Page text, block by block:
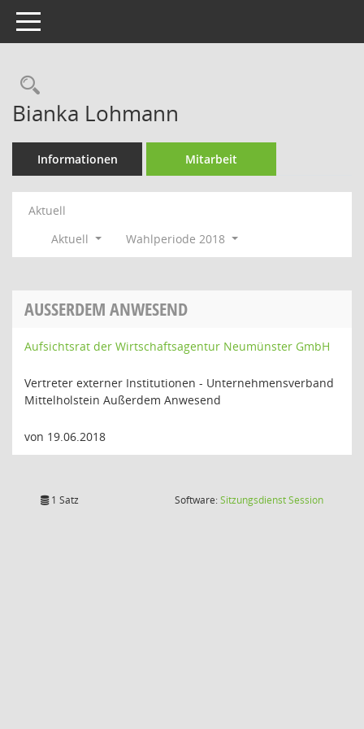
Toggle navigation
Rechercheauswahl
Bianka Lohmann
Informationen Mitarbeit
Aktuell
Aktuell
Wahlperiode 2018
AUSSERDEM ANWESEND
Aufsichtsrat der Wirtschaftsagentur Neumünster GmbH
Vertreter externer Institutionen - Unternehmensverband
Mittelholstein Außerdem Anwesend
von 19.06.2018
1 Satz Software:SitzungsdienstSession(Wird in